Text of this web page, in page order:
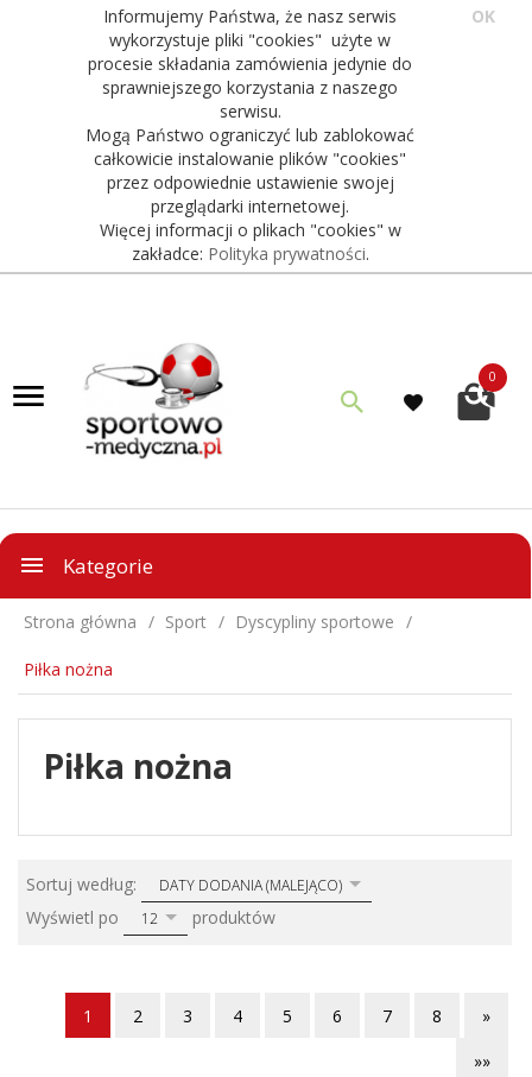
Informujemy Państwa, że nasz serwis
wykorzystuje pliki "cookies" użyte w
procesie składania zamówienia jedynie do
sprawniejszego korzystania z naszego
serwisu.
Mogą Państwo ograniczyć lub zablokować
całkowicie instalowanie plików "cookies"
przez odpowiednie ustawienie swojej
przeglądarki internetowej.
Więcej informacji o plikach "cookies" w
zakładce: Polityka prywatności.
OK
0
Kategorie
Strona główna Sport Dyscypliny sportowe
Piłka nożna
Piłka nożna
Sortuj według: sortDATY DODANIA (MALEJĄCO)
Wyświetl po pop12 produktów
1 2 3 4 5 6 7 8
»
»»